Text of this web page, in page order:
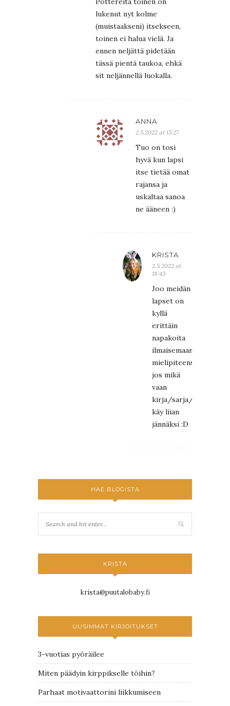
lukenut nyt kolme
(muistaakseni) itsekseen,
toinen ei halua vielä. Ja
ennen neljättä pidetään
tässä pientä taukoa, ehkä
sit neljännellä luokalla.
ANNA
2.5.2022 at 15:27
Tuo on tosi
hyvä kun lapsi
itse tietää omat
rajansa ja
uskaltaa sanoa
ne ääneen :)
KRISTA
2.5.2022 at
18:43
Joo meidän
lapset on
kyllä
erittäin
napakoita
ilmaisemaan
mielipiteensä,
jos mikä
vaan
kirja/sarja/elokuva
käy liian
jännäksi :D
HAE BLOGISTA
KRISTA
krista@puutalobaby.fi
UUSIMMAT KIRJOITUKSET
3-vuotias pyöräilee
Miten päädyin kirppikselle töihin?
Parhaat motivaattorini liikkumiseen